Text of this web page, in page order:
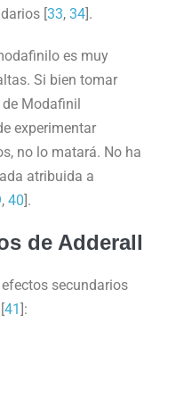
[33, 34].
es muy
Si bien tomar
Modafinil
experimentar
no lo matará. No ha
atribuida a
, 40].
de Adderall
secundarios
41]: